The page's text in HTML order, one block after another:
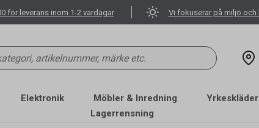
för leverans inom 1-2 vardagar Vi fokuserar på miljö och
Elektronik Möbler & Inredning
Lagerrensning